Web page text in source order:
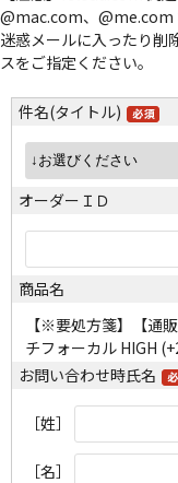
@mac.com、@me.com
迷惑メールに入ったり削
スをご指定ください。
件名(タイトル)
オーダーＩＤ
商品名
【※要処方箋】【通
チフォーカル HIGH
お問い合わせ時氏名
［姓］
［名］